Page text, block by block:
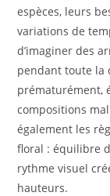
espèces, leurs
variations de
d’imaginer des
pendant toute la
prématurément,
compositions
également les
floral : équilibre
rythme visuel
hauteurs.